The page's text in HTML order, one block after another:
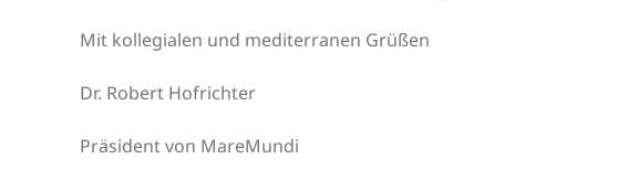
Mit kollegialen und mediterranen Grüßen
Dr. Robert Hofrichter
Präsident von MareMundi